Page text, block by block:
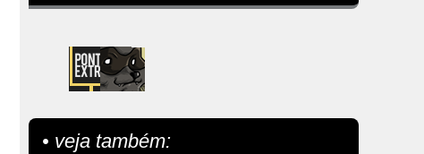
• veja também: